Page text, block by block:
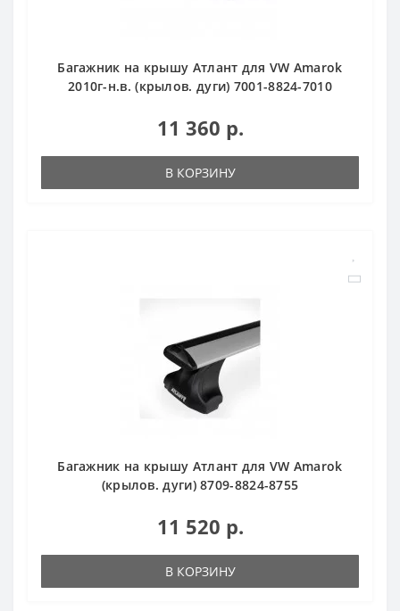
Багажник на крышу Атлант для VW Amarok
2010г-н.в. (крылов. дуги) 7001-8824-7010
11 360 р.
В КОРЗИНУ
Багажник на крышу Атлант для VW Amarok
(крылов. дуги) 8709-8824-8755
11 520 р.
В КОРЗИНУ